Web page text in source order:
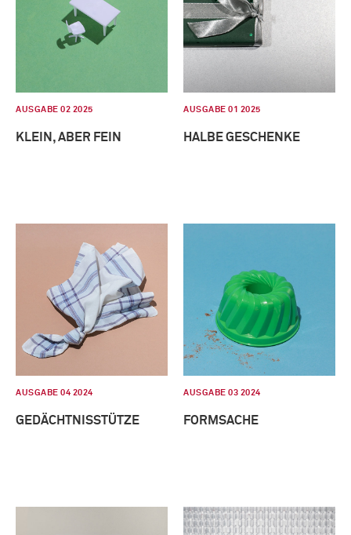
AUSGABE 02 2025
KLEIN, ABER FEIN
AUSGABE 01 2025
HALBE GESCHENKE
AUSGABE 04 2024
GEDÄCHTNISSTÜTZE
AUSGABE 03 2024
FORMSACHE